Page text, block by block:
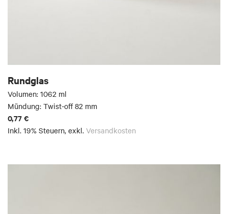
Rundglas
Volumen: 1062 ml
Mündung: Twist-off 82 mm
0,77 €
Inkl. 19% Steuern, exkl. Versandkosten